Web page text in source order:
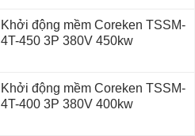
Khởi động mềm Coreken TSSM-
4T-450 3P 380V 450kw
Khởi động mềm Coreken TSSM-
4T-400 3P 380V 400kw